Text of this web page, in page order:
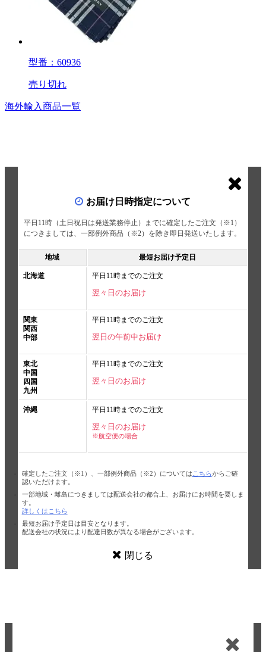
型番：60936
売り切れ
海外輸入商品一覧
お届け日時指定について
平日11時（土日祝日は発送業務停止）までに確定したご注文（※1）
につきましては、一部例外商品（※2）を除き即日発送いたします。
地域 最短お届け予定日
北海道 平日11時までのご注文
翌々日のお届け
関東
関西
中部
平日11時までのご注文
翌日の午前中お届け
東北
中国
四国
九州
平日11時までのご注文
翌々日のお届け
沖縄 平日11時までのご注文
翌々日のお届け
※航空便の場合
確定したご注文（※1）、一部例外商品（※2）については こちらからご確
認いただけます。
一部地域・離島につきましては配送会社の都合上、お届けにお時間を要しま
す。
詳しくはこちら
最短お届け予定日は目安となります。
配送会社の状況により配達日数が異なる場合がございます。
閉じる